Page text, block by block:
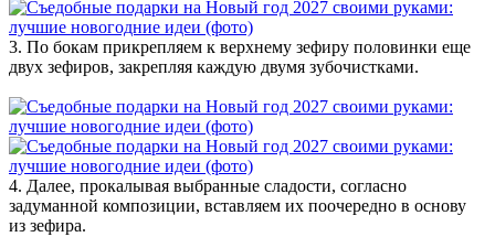
3. По бокам прикрепляем к верхнему зефиру половинки еще
двух зефиров, закрепляя каждую двумя зубочистками.
4. Далее, прокалывая выбранные сладости, согласно
задуманной композиции, вставляем их поочередно в основу
из зефира.